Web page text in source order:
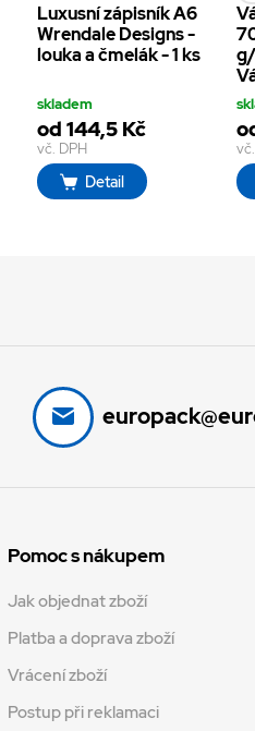
Luxusní zápisník A6
Wrendale Designs -
louka a čmelák - 1 ks
skladem
od 144,5 Kč
vč. DPH
Detail
Pomoc s nákupem
Jak objednat zboží
Platba a doprava zboží
Vrácení zboží
Postup při reklamaci